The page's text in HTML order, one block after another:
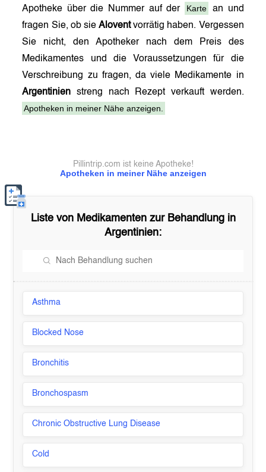
Apotheke über die Nummer auf der Karte
an und
fragen Sie, ob sieAloventvorrätig haben. Vergessen
Sie nicht, den Apotheker nach dem Preis des
Medikamentes und die Voraussetzungen für die
Verschreibung zu fragen, da viele Medikamente in
Argentinien streng nach Rezept verkauft werden.
Apotheken in meiner Nähe anzeigen.
Apotheken in meiner Nähe anzeigen
Pillintrip.com ist keine Apotheke!
Liste von Medikamenten zur Behandlung in
Argentinien:
Asthma
Blocked Nose
Bronchitis
Bronchospasm
Chronic Obstructive Lung Disease
Cold